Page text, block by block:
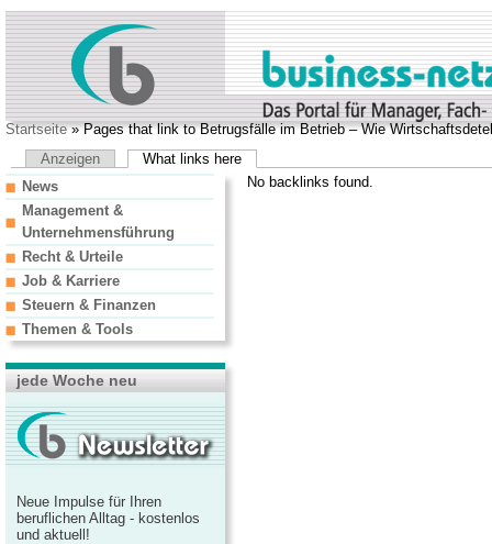
Startseite» Pages that link to Betrugsfälle im Betrieb – Wie
Anzeigen
What links here
No backlinks found.
News
Management &
Unternehmensführung
Recht & Urteile
Job & Karriere
Steuern & Finanzen
Themen & Tools
jede Woche neu
Neue Impulse für Ihren
beruflichen Alltag - kostenlos
und aktuell!